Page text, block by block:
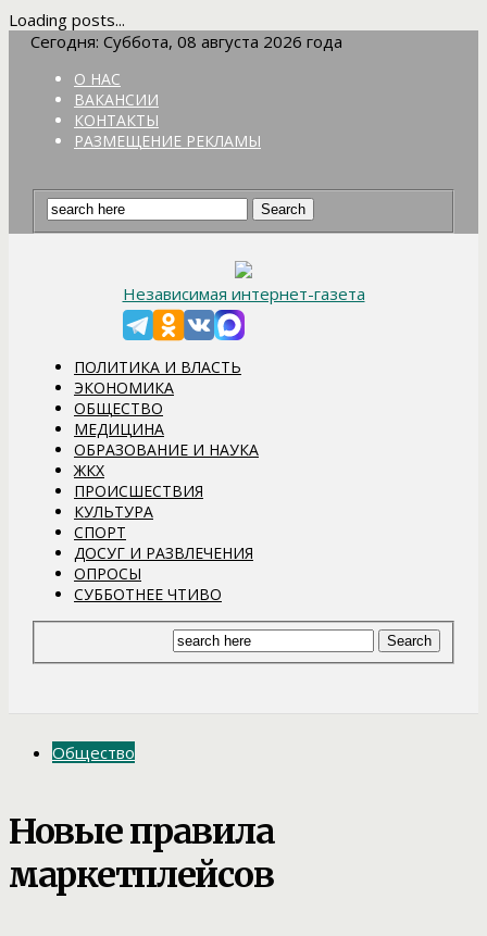
Loading posts...
Сегодня: Суббота, 08 августа 2026 года
О НАС
ВАКАНСИИ
КОНТАКТЫ
РАЗМЕЩЕНИЕ РЕКЛАМЫ
Независимая интернет-газета
ПОЛИТИКА И ВЛАСТЬ
ЭКОНОМИКА
ОБЩЕСТВО
МЕДИЦИНА
ОБРАЗОВАНИЕ И НАУКА
ЖКХ
ПРОИСШЕСТВИЯ
КУЛЬТУРА
СПОРТ
ДОСУГ И РАЗВЛЕЧЕНИЯ
ОПРОСЫ
СУББОТНЕЕ ЧТИВО
Общество
Новые правила
маркетплейсов